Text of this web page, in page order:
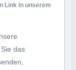
Link in unserem
das